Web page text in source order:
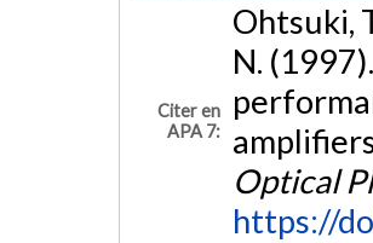
Citer en
APA 7:
Ohtsuki,
N.
Optical
https://